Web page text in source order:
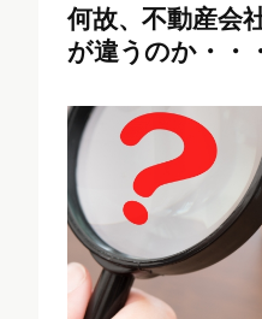
何故、不動産会
が違うのか・・